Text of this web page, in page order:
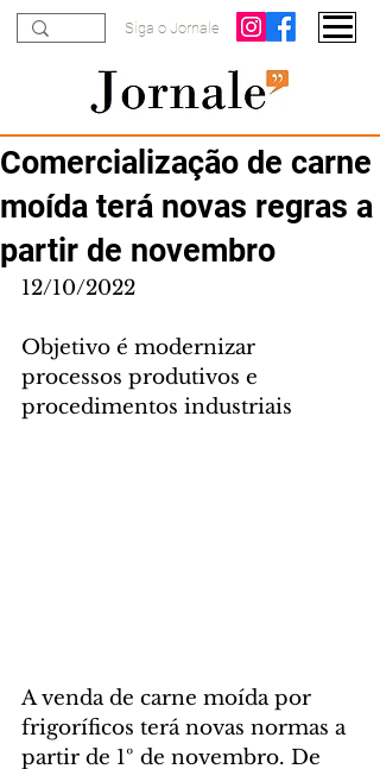
Siga o Jornale
Comercialização de carne
moída terá novas regras a
partir de novembro
12/10/2022
Objetivo é modernizar
processos produtivos e
procedimentos industriais
A venda de carne moída por
frigoríficos terá novas normas a
partir de 1º de novembro. De